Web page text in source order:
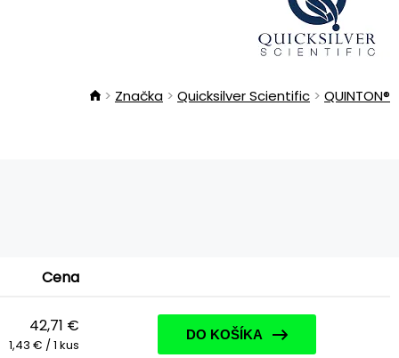
Značka Quicksilver Scientific QUINTON®
Cena
42,71 €
1,43 € / 1 kus
DO KOŠÍKA